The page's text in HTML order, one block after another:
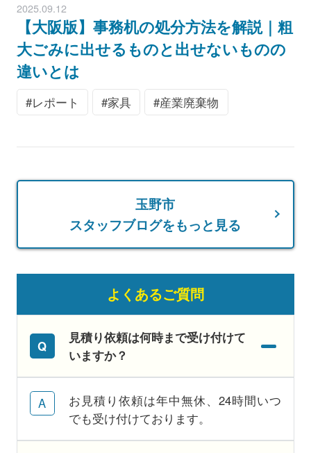
2025.09.12
【大阪版】事務机の処分方法を解説｜粗
大ごみに出せるものと出せないものの
違いとは
レポート 家具 産業廃棄物
玉野市
スタッフブログをもっと見る
よくあるご質問
見積り依頼は何時まで受け付けて
いますか？
お見積り依頼は年中無休、24時間いつ
でも受け付けております。